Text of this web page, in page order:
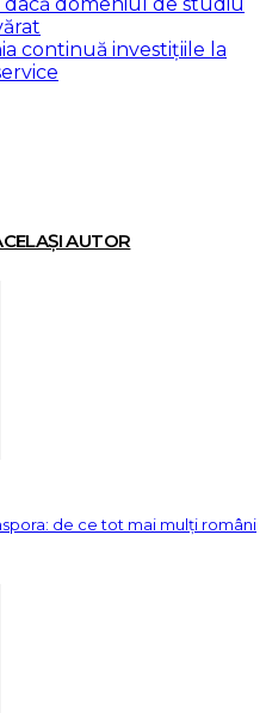
continuă investițiile la
AUTOR
de ce tot mai mulți români